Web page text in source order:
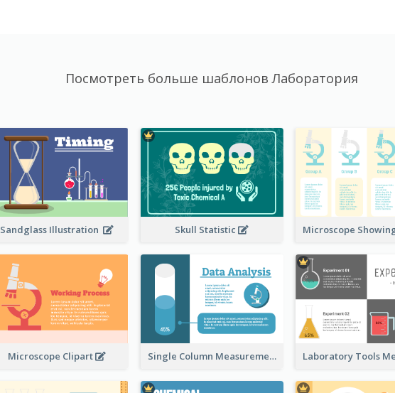
Посмотреть больше шаблонов Лаборатория
Sandglass Illustration Skull Statistic
Microscope Clipart Single Column Measurement